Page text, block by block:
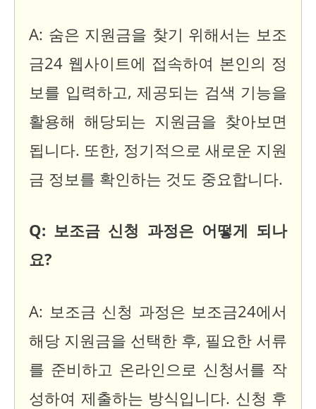
A: 숨은 지원금을 찾기 위해서는 보조
금24 웹사이트에 접속하여 본인의 정
보를 입력하고, 제공되는 검색 기능을
활용해 해당되는 지원금을 찾아보면
됩니다. 또한, 정기적으로 새로운 지원
금 정보를 확인하는 것도 중요합니다.
Q: 보조금 신청 과정은 어떻게 되나
요?
A: 보조금 신청 과정은 보조금24에서
해당 지원금을 선택한 후, 필요한 서류
를 준비하고 온라인으로 신청서를 작
성하여 제출하는 방식입니다. 신청 후